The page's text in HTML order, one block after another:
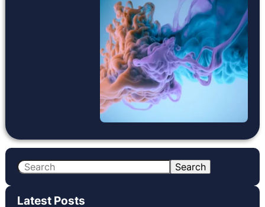
S
a
Search
Latest Posts